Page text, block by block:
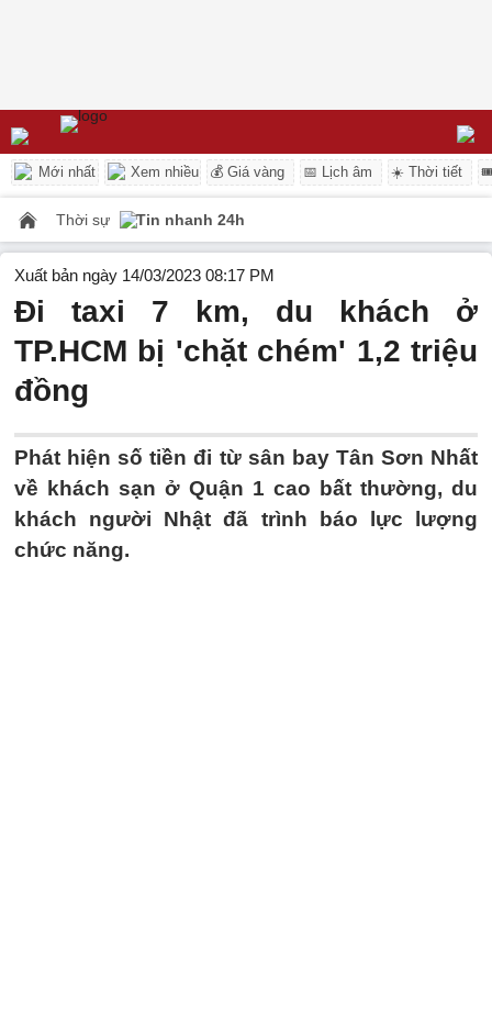
Mới nhất Xem nhiều 💰 Giá vàng 📅 Lịch âm ☀️ Thời tiết
Thời sự Tin nhanh 24h
Xuất bản ngày 14/03/2023 08:17 PM
Đi taxi 7 km, du khách ở
TP.HCM bị 'chặt chém' 1,2 triệu
đồng
Phát hiện số tiền đi từ sân bay Tân Sơn Nhất
về khách sạn ở Quận 1 cao bất thường, du
khách người Nhật đã trình báo lực lượng
chức năng.